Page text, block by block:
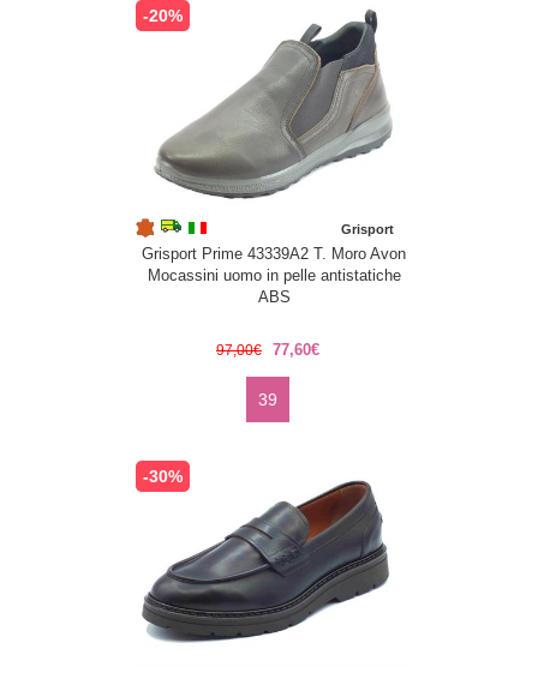
-20%
Grisport
Grisport Prime 43339A2 T. Moro Avon
Mocassini uomo in pelle antistatiche
ABS
97,00€ 77,60€
39
-30%